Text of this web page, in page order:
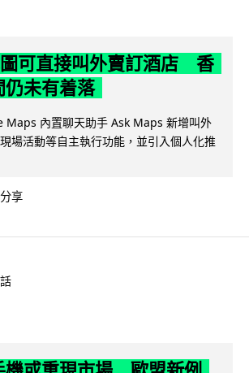
可直接叫外賣訂酒店 香
未有着落
Maps 內置聊天助手 Ask Maps 新增叫外
場活動等自主執行功能，並引入個人化推
分享